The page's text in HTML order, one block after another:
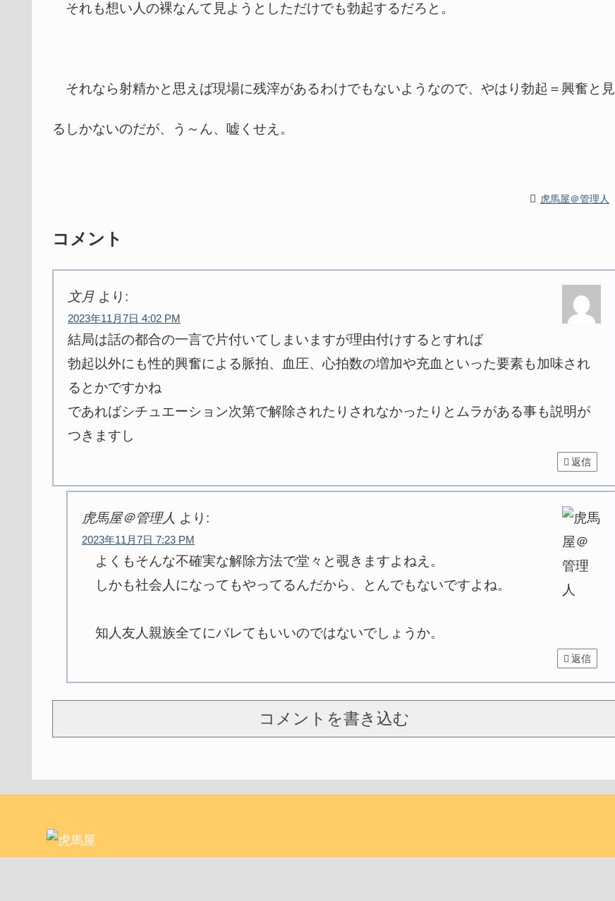
それも想い人の裸なんて見ようとしただけでも勃起するだろと。
それなら射精かと思えば現場に残滓があるわけでもないようなので、やはり勃起＝興奮と見
るしかないのだが、う～ん、嘘くせえ。
虎馬屋＠管理人
コメント
文月 より:
2023年11月7日 4:02 PM
結局は話の都合の一言で片付いてしまいますが理由付けするとすれば
勃起以外にも性的興奮による脈拍、血圧、心拍数の増加や充血といった要素も加味され
るとかですかね
であればシチュエーション次第で解除されたりされなかったりとムラがある事も説明が
つきますし
返信
虎馬屋＠管理人 より:
2023年11月7日 7:23 PM
よくもそんな不確実な解除方法で堂々と覗きますよねえ。
しかも社会人になってもやってるんだから、とんでもないですよね。
知人友人親族全てにバレてもいいのではないでしょうか。
返信
コメントを書き込む